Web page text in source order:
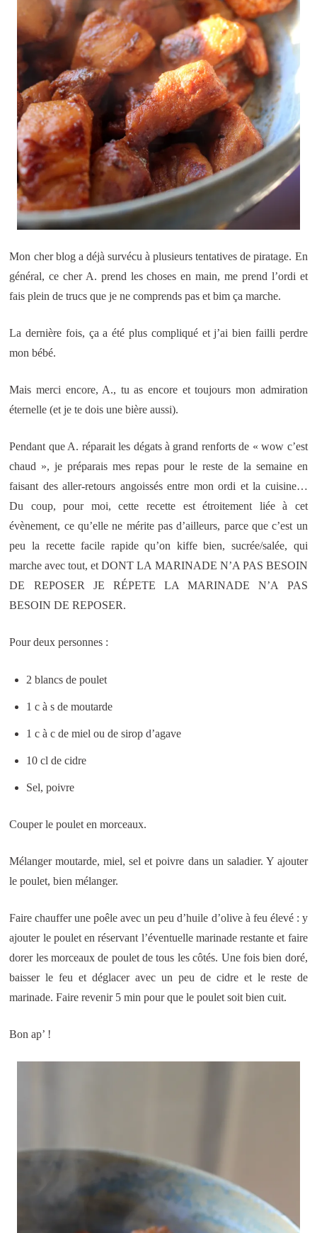
Mon cher blog a déjà survécu à plusieurs tentatives de piratage. En
général, ce cher A. prend les choses en main, me prend l’ordi et
fais plein de trucs que je ne comprends pas et bim ça marche.
La dernière fois, ça a été plus compliqué et j’ai bien failli perdre
mon bébé.
Mais merci encore, A., tu as encore et toujours mon admiration
éternelle (et je te dois une bière aussi).
Pendant que A. réparait les dégats à grand renforts de « wow c’est
chaud », je préparais mes repas pour le reste de la semaine en
faisant des aller-retours angoissés entre mon ordi et la cuisine…
Du coup, pour moi, cette recette est étroitement liée à cet
évènement, ce qu’elle ne mérite pas d’ailleurs, parce que c’est un
peu la recette facile rapide qu’on kiffe bien, sucrée/salée, qui
marche avec tout, et DONT LA MARINADE N’A PAS BESOIN
DE REPOSER JE RÉPETE LA MARINADE N’A PAS
BESOIN DE REPOSER.
Pour deux personnes :
2 blancs de poulet
1 c à s de moutarde
1 c à c de miel ou de sirop d’agave
10 cl de cidre
Sel, poivre
Couper le poulet en morceaux.
Mélanger moutarde, miel, sel et poivre dans un saladier. Y ajouter
le poulet, bien mélanger.
Faire chauffer une poêle avec un peu d’huile d’olive à feu élevé : y
ajouter le poulet en réservant l’éventuelle marinade restante et faire
dorer les morceaux de poulet de tous les côtés. Une fois bien doré,
baisser le feu et déglacer avec un peu de cidre et le reste de
marinade. Faire revenir 5 min pour que le poulet soit bien cuit.
Bon ap’ !